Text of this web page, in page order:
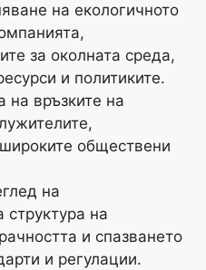
на екологичното
за околната среда,
и политиките.
на връзките на
обществени
на
структура на
и спазването
и регулации.